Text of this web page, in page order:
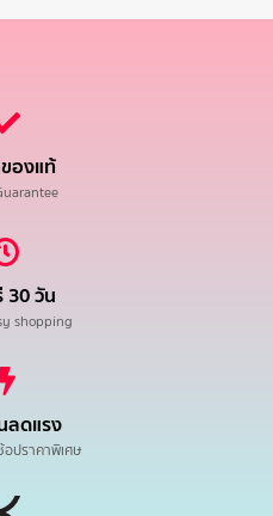
องแท้
วัน
shopping
ดแรง
อปราคาพิเศษ